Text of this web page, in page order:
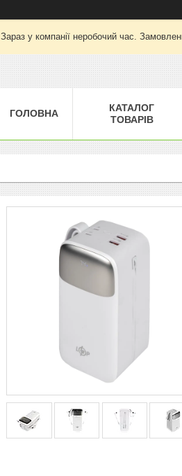
Зараз у компанії неробочий час.
ГОЛОВНА
КАТАЛОГ
ТОВАРІВ